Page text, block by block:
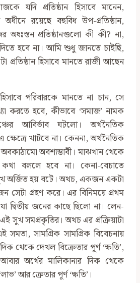
যদি প্রতিষ্ঠান হিসাবে মানেন,
রয়েছে বহুবিধ উপ-প্রতিষ্ঠান,
অধঃস্তন প্রতিষ্ঠানগুলো কী কী? না,
হবে না। আমি শুধু জানতে চাইছি,
হিসাবে মানতে রাজী আছেন
পরিবারকে মানতে না চান, সে
করতে হবে, কীভাবে ‘সমাজ’ নামক
আবির্ভাব ঘটলো। অর্থনৈতিক
ক্ষেত্রে খাটবে না। কেননা, অর্থনৈতিক
অবকাঠামো অবশ্যম্ভাবী। মাঝখান থেকে
বললে হবে না। কেনা-বেচাতে
অর্জিত হয় বটে। অথচ, একজন একটা
সেটা গ্রহণ করে। এর বিনিময়ে প্রথম
দ্বিতীয় জনের কাছে ছিলো না। লেন-
সুখ সমপ্রকৃতির। অথচ এর প্রক্রিয়াটা
সমতা, সামগ্রিক সামগ্রিক বিবেচনায়
থেকে দেখল বিক্রেতার পূর্ণ ‘ক্ষতি’,
অর্থের মালিকানার দিক থেকে
আর ক্রেতার পূর্ণ ‘ক্ষতি’।